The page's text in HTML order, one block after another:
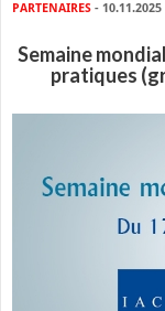
PARTENAIRES - 10.11.2025
Semaine
pratiques